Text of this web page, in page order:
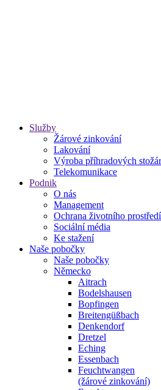
Služby
Žárové zinkování
Lakování
Výroba příhradových
Telekomunikace
Podnik
O nás
Management
Ochrana životního
Sociální média
Ke stažení
Naše pobočky
Naše pobočky
Německo
Aitrach
Bodelshausen
Bopfingen
Breitengüßbach
Denkendorf
Dretzel
Eching
Essenbach
Feuchtwangen
(žárové zinkování)